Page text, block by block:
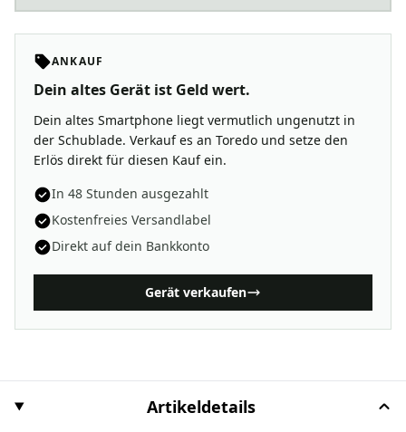
ANKAUF
Dein altes Gerät ist Geld wert.
Dein altes Smartphone liegt vermutlich ungenutzt in
der Schublade. Verkauf es an Toredo und setze den
Erlös direkt für diesen Kauf ein.
In 48 Stunden ausgezahlt
Kostenfreies Versandlabel
Direkt auf dein Bankkonto
Gerät verkaufen
Artikeldetails